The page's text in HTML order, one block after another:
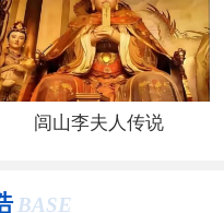
闾山李夫人传说
BASE